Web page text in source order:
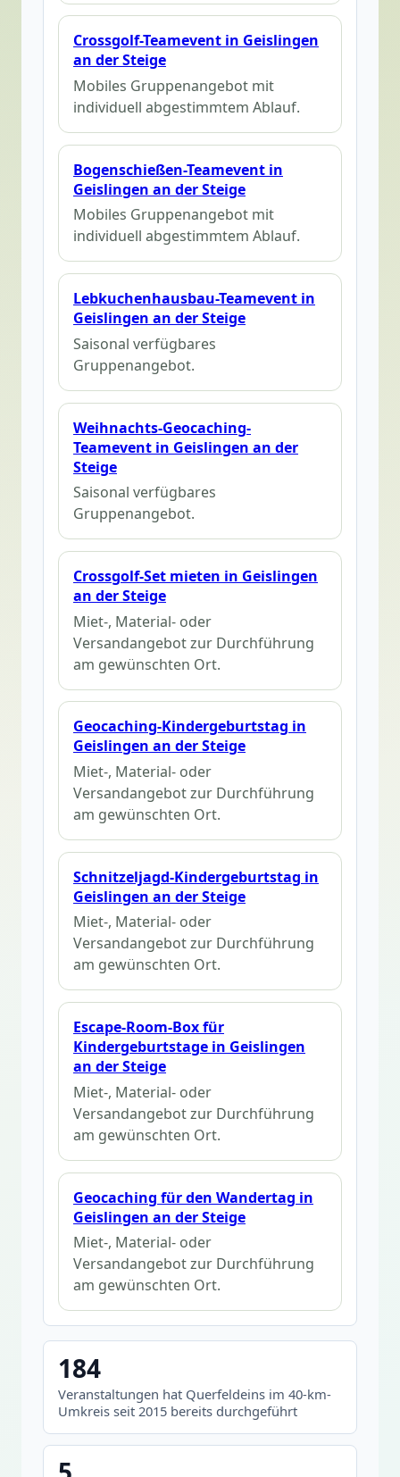
Crossgolf-Teamevent in Geislingen
an der Steige
Mobiles Gruppenangebot mit
individuell abgestimmtem Ablauf.
Bogenschießen-Teamevent in
Geislingen an der Steige
Mobiles Gruppenangebot mit
individuell abgestimmtem Ablauf.
Lebkuchenhausbau-Teamevent in
Geislingen an der Steige
Saisonal verfügbares
Gruppenangebot.
Weihnachts-Geocaching-
Teamevent in Geislingen an der
Steige
Saisonal verfügbares
Gruppenangebot.
Crossgolf-Set mieten in Geislingen
an der Steige
Miet-, Material- oder
Versandangebot zur Durchführung
am gewünschten Ort.
Geocaching-Kindergeburtstag in
Geislingen an der Steige
Miet-, Material- oder
Versandangebot zur Durchführung
am gewünschten Ort.
Schnitzeljagd-Kindergeburtstag in
Geislingen an der Steige
Miet-, Material- oder
Versandangebot zur Durchführung
am gewünschten Ort.
Escape-Room-Box für
Kindergeburtstage in Geislingen
an der Steige
Miet-, Material- oder
Versandangebot zur Durchführung
am gewünschten Ort.
Geocaching für den Wandertag in
Geislingen an der Steige
Miet-, Material- oder
Versandangebot zur Durchführung
am gewünschten Ort.
184
Veranstaltungen hat Querfeldeins im 40-km-
Umkreis seit 2015 bereits durchgeführt